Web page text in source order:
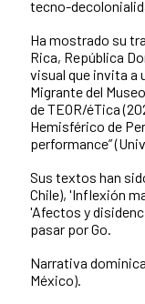
tecno-
Ha mostrado su
Rica, República
visual que invita a
Migrante del
de TEOR/éTica
Hemisférico de
performance”
Sus textos han
Chile), 'Inflexión
'Afectos y
pasar por Go.
Narrativa
México).